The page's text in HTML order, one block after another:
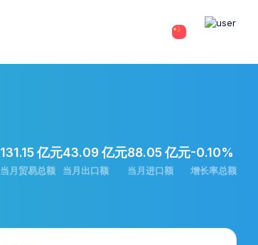
131.15 亿元
当月贸易总额
43.09 亿元
当月出口额
88.05 亿元
当月进口额
-0.10%
增长率总额